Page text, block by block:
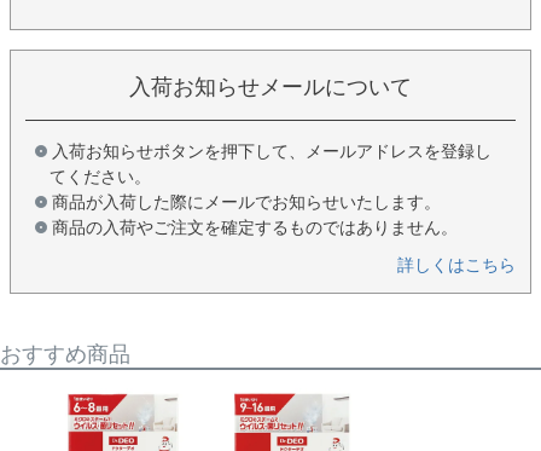
入荷お知らせメールについて
入荷お知らせボタンを押下して、メールアドレスを登録し
てください。
商品が入荷した際にメールでお知らせいたします。
商品の入荷やご注文を確定するものではありません。
詳しくはこちら
おすすめ商品